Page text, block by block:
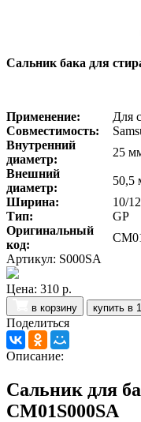
Сальник бака для
Применение:
Для
Совместимость:
Внутренний
диаметр:
25
Внешний
диаметр:
50,5
Ширина:
10/
Тип:
GP
Оригинальный
код:
Артикул: S000SA
Цена: 310 р.
в корзину купить в
Поделиться
Описание:
Сальник для
СМ01S000SA